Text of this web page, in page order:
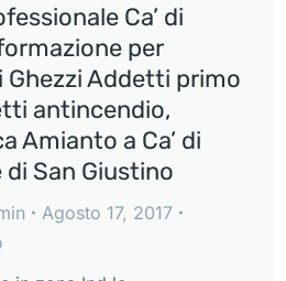
Ca’ di
per
Ghezzi Addetti primo
antincendio,
Amianto a Ca’ di
San Giustino
Agosto 17, 2017